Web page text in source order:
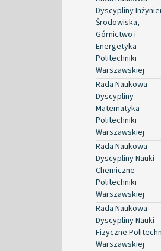
Dyscypliny
Środowiska,
Górnictwo i
Energetyka
Politechniki
Warszawskiej
Rada Naukowa
Dyscypliny
Matematyka
Politechniki
Warszawskiej
Rada Naukowa
Dyscypliny Nauki
Chemiczne
Politechniki
Warszawskiej
Rada Naukowa
Dyscypliny Nauki
Fizyczne
Warszawskiej